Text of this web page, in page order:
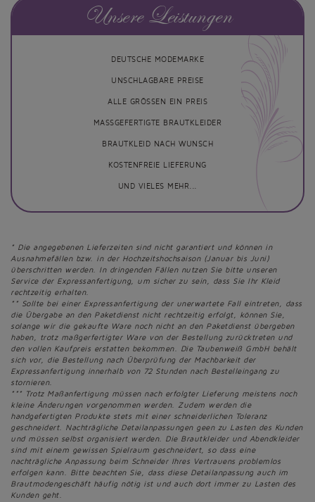
Unsere Leistungen
DEUTSCHE MODEMARKE
UNSCHLAGBARE PREISE
ALLE GRÖSSEN EIN PREIS
MASSGEFERTIGTE BRAUTKLEIDER
BRAUTKLEID NACH WUNSCH
KOSTENFREIE LIEFERUNG
UND VIELES MEHR...
* Die angegebenen Lieferzeiten sind nicht garantiert und können in
Ausnahmefällen bzw. in der Hochzeitshochsaison (Januar bis Juni)
überschritten werden. In dringenden Fällen nutzen Sie bitte unseren
Service der Expressanfertigung, um sicher zu sein, dass Sie Ihr Kleid
rechtzeitig erhalten.
** Sollte bei einer Expressanfertigung der unerwartete Fall eintreten, dass
die Übergabe an den Paketdienst nicht rechtzeitig erfolgt, können Sie,
solange wir die gekaufte Ware noch nicht an den Paketdienst übergeben
haben, trotz maßgerfertigter Ware von der Bestellung zurücktreten und
den vollen Kaufpreis erstatten bekommen. Die Taubenweiß GmbH behält
sich vor, die Bestellung nach Überprüfung der Machbarkeit der
Expressanfertigung innerhalb von 72 Stunden nach Bestelleingang zu
stornieren.
*** Trotz Maßanfertigung müssen nach erfolgter Lieferung meistens noch
kleine Änderungen vorgenommen werden. Zudem werden die
handgefertigten Produkte stets mit einer schneiderlichen Toleranz
geschneidert. Nachträgliche Detailanpassungen geen zu Lasten des Kunden
und müssen selbst organisiert werden. Die Brautkleider und Abendkleider
sind mit einem gewissen Spielraum geschneidert, so dass eine
nachträgliche Anpassung beim Schneider Ihres Vertrauens problemlos
erfolgen kann. Bitte beachten Sie, dass diese Detailanpassung auch im
Brautmodengeschäft häufig nötig ist und auch dort immer zu Lasten des
Kunden geht.